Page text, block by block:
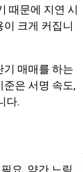
때문에 지연 시
크게 커집니
기 매매를 하는
은 서명 속도,
다.
요, 약간 느림